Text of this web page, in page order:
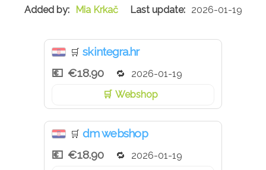
Mia Krkač 2026-01-19
🛒 skintegra.hr
€18.90
2026-01-19
Webshop
🛒 dm webshop
€18.90
2026-01-19